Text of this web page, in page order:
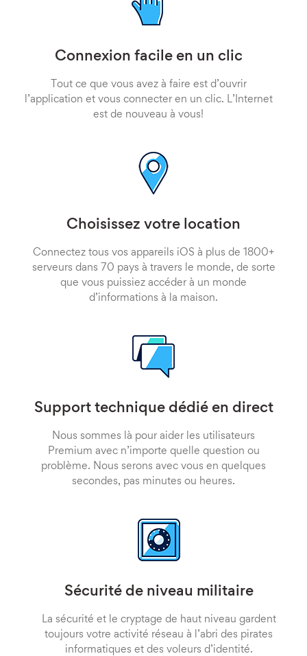
Connexion facile en un clic
Tout ce que vous avez à faire est d’ouvrir
l’application et vous connecter en un clic. L’Internet
est de nouveau à vous!
Choisissez votre location
Connectez tous vos appareils iOS à plus de 1800+
serveurs dans 70 pays à travers le monde, de sorte
que vous puissiez accéder à un monde
d’informations à la maison.
Support technique dédié en direct
Nous sommes là pour aider les utilisateurs
Premium avec n’importe quelle question ou
problème. Nous serons avec vous en quelques
secondes, pas minutes ou heures.
Sécurité de niveau militaire
La sécurité et le cryptage de haut niveau gardent
toujours votre activité réseau à l’abri des pirates
informatiques et des voleurs d’identité.